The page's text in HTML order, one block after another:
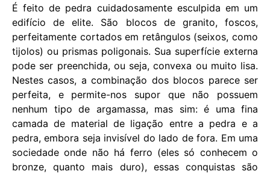
É feito de pedra cuidadosamente esculpida em um
edifício de elite. São blocos de granito, foscos,
perfeitamente cortados em retângulos (seixos, como
tijolos) ou prismas poligonais. Sua superfície externa
pode ser preenchida, ou seja, convexa ou muito lisa.
Nestes casos, a combinação dos blocos parece ser
perfeita, e permite-nos supor que não possuem
nenhum tipo de argamassa, mas sim: é uma fina
camada de material de ligação entre a pedra e a
pedra, embora seja invisível do lado de fora. Em uma
sociedade onde não há ferro (eles só conhecem o
bronze, quanto mais duro), essas conquistas são